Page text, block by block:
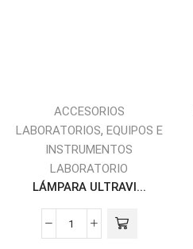
ACCESORIOS
LABORATORIOS, EQUIPOS E
INSTRUMENTOS
LABORATORIO
LÁMPARA ULTRAVI...